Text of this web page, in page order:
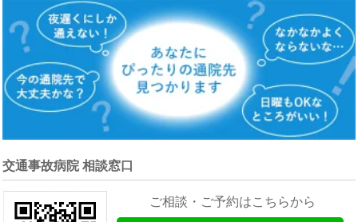
交通事故病院 相談窓口
ご相談・ご予約はこちらから